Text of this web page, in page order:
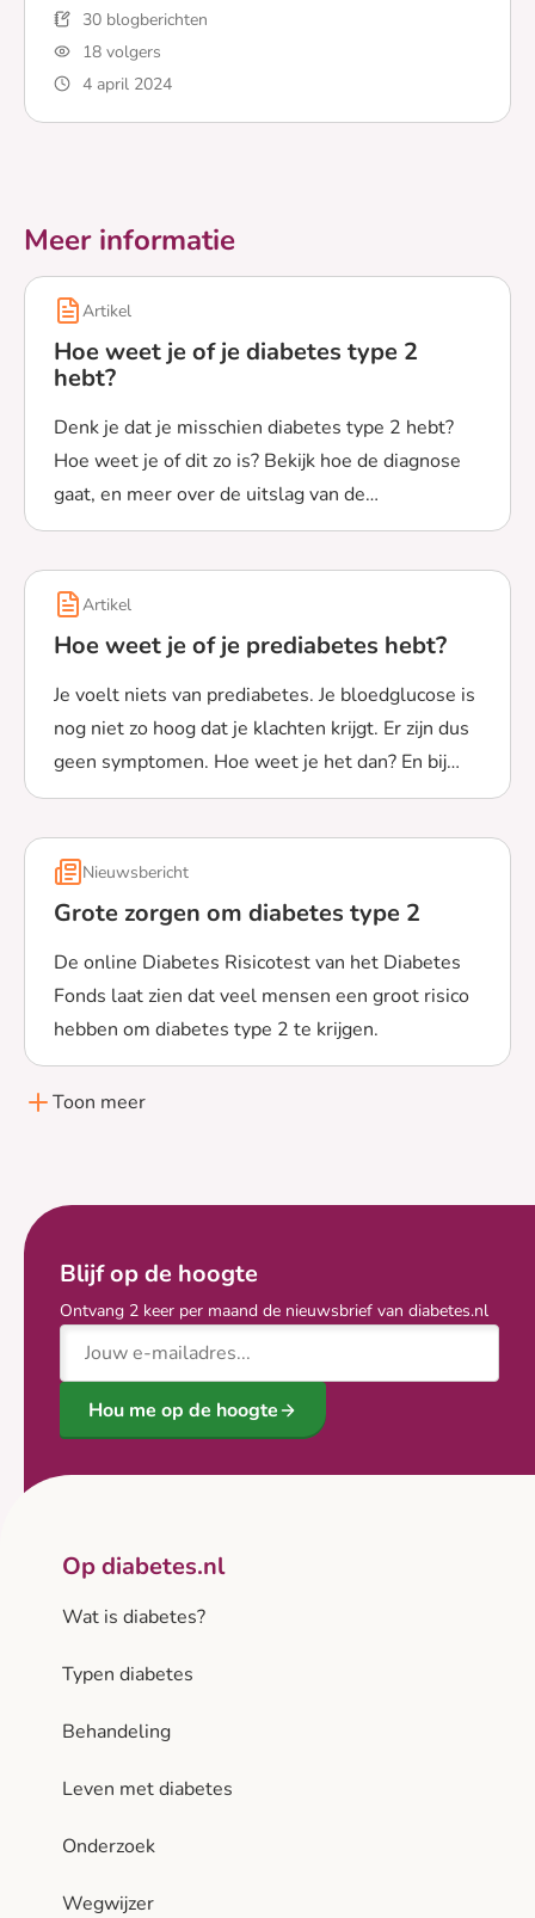
30 blogberichten
18 volgers
4 april 2024
Lees meer over Net diagnose type 2? Deze 8 artikelen
Meer informatie
Artikel
Hoe weet je of je diabetes type 2
hebt?
Denk je dat je misschien diabetes type 2 hebt?
Hoe weet je of dit zo is? Bekijk hoe de diagnose
gaat, en meer over de uitslag van de
bloedsuikertest.
Lees meer over Hoe weet je of je diabetes type 2 hebt?
Artikel
Hoe weet je of je prediabetes hebt?
Je voelt niets van prediabetes. Je bloedglucose is
nog niet zo hoog dat je klachten krijgt. Er zijn dus
geen symptomen. Hoe weet je het dan? En bij
welke bloedglucosewaarde heb je prediabetes?
Lees meer over Hoe weet je of je prediabetes hebt?
Nieuwsbericht
Grote zorgen om diabetes type 2
De online Diabetes Risicotest van het Diabetes
Fonds laat zien dat veel mensen een groot risico
hebben om diabetes type 2 te krijgen.
Lees meer over Grote zorgen om diabetes type 2
Toon meer
Blijf op de hoogte
Ontvang 2 keer per maand de nieuwsbrief van diabetes.nl
E-mailadres
Hou me op de hoogte
Op diabetes.nl
Wat is diabetes?
Typen diabetes
Behandeling
Leven met diabetes
Onderzoek
Wegwijzer